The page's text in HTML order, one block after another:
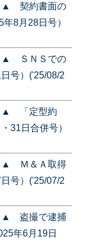
▲ 契約書面の
8月28日号）
▲ ＳＮＳでの
号）('25/08/2
▲ 「定型約
31日合併号）
▲ Ｍ＆Ａ取得
号）('25/07/2
▲ 盗撮で逮捕
年6月19日